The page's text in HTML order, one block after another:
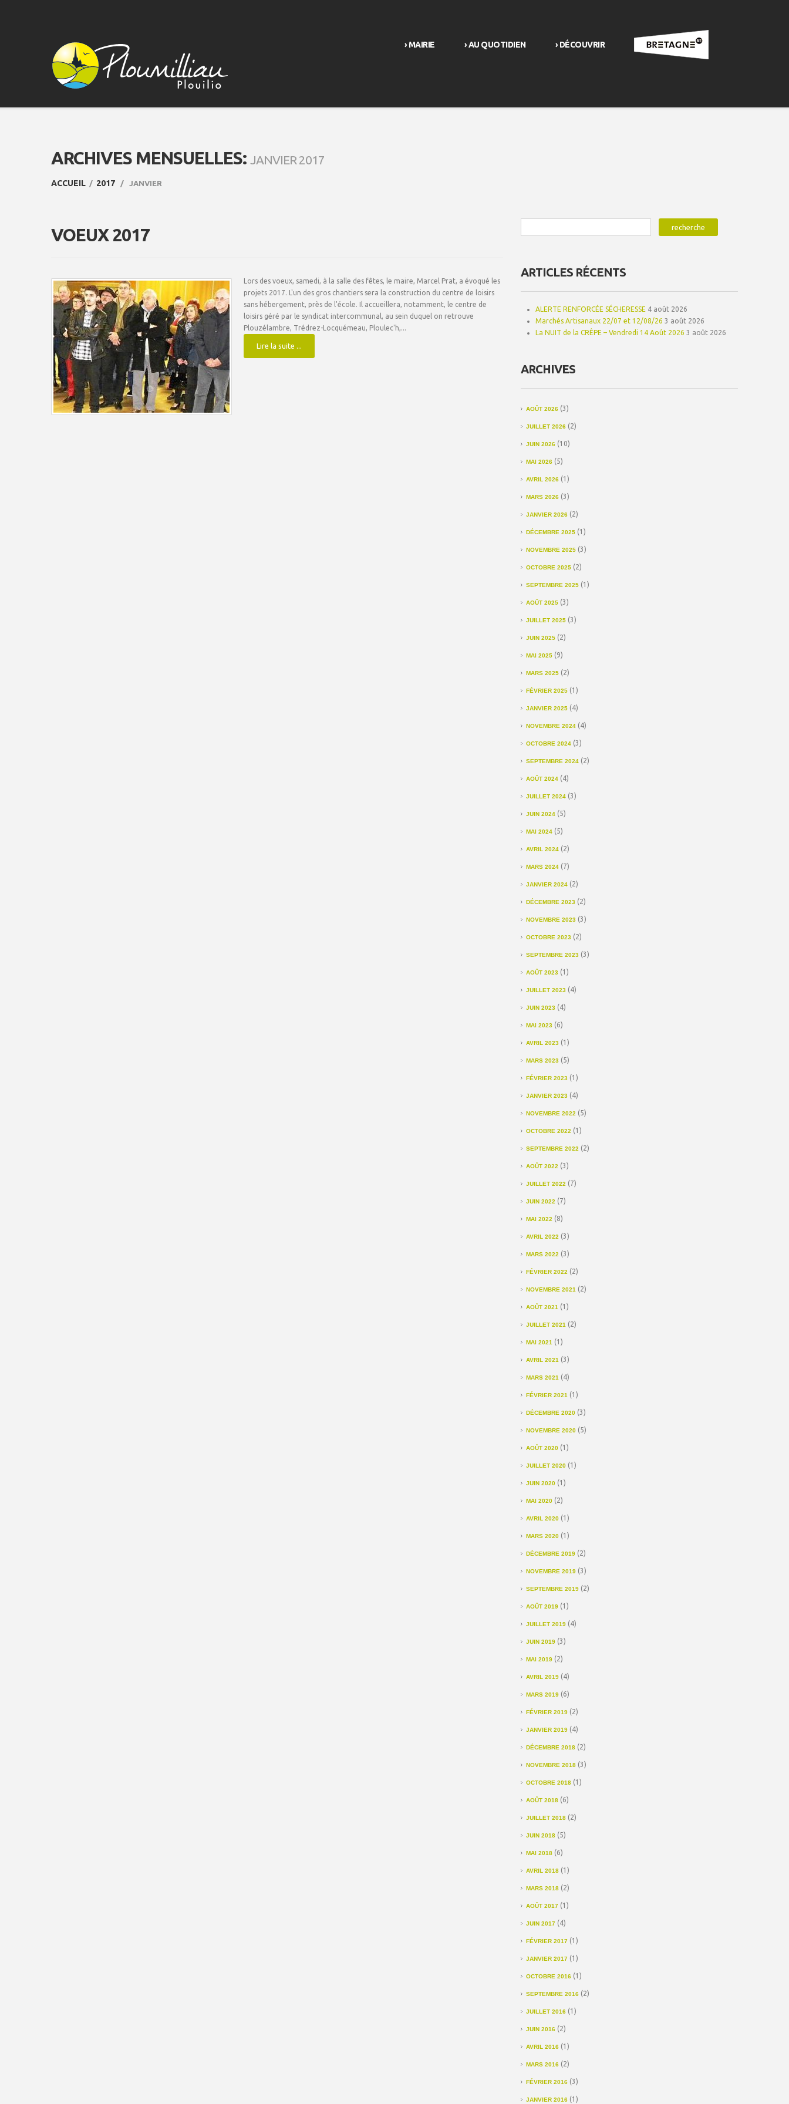
› MAIRIE › AU QUOTIDIEN › DÉCOUVRIR
ARCHIVES MENSUELLES: JANVIER 2017
ACCUEIL 2017 JANVIER
VOEUX 2017
Lors des voeux, samedi, à la salle des fêtes, le maire, Marcel Prat, a évoqué les
projets 2017. L'un des gros chantiers sera la construction du centre de loisirs
sans hébergement, près de l'école. Il accueillera, notamment, le centre de
loisirs géré par le syndicat intercommunal, au sein duquel on retrouve
Plouzélambre, Trédrez-Locquémeau, Ploulec'h,...
Lire la suite ...
ARTICLES RÉCENTS
ALERTE RENFORCÉE SÉCHERESSE 4 août 2026
Marchés Artisanaux 22/07 et 12/08/26 3 août 2026
La NUIT de la CRÊPE – Vendredi 14 Août 2026 3 août 2026
ARCHIVES
AOÛT 2026 (3)
JUILLET 2026 (2)
JUIN 2026 (10)
MAI 2026 (5)
AVRIL 2026 (1)
MARS 2026 (3)
JANVIER 2026 (2)
DÉCEMBRE 2025 (1)
NOVEMBRE 2025 (3)
OCTOBRE 2025 (2)
SEPTEMBRE 2025 (1)
AOÛT 2025 (3)
JUILLET 2025 (3)
JUIN 2025 (2)
MAI 2025 (9)
MARS 2025 (2)
FÉVRIER 2025 (1)
JANVIER 2025 (4)
NOVEMBRE 2024 (4)
OCTOBRE 2024 (3)
SEPTEMBRE 2024 (2)
AOÛT 2024 (4)
JUILLET 2024 (3)
JUIN 2024 (5)
MAI 2024 (5)
AVRIL 2024 (2)
MARS 2024 (7)
JANVIER 2024 (2)
DÉCEMBRE 2023 (2)
NOVEMBRE 2023 (3)
OCTOBRE 2023 (2)
SEPTEMBRE 2023 (3)
AOÛT 2023 (1)
JUILLET 2023 (4)
JUIN 2023 (4)
MAI 2023 (6)
AVRIL 2023 (1)
MARS 2023 (5)
FÉVRIER 2023 (1)
JANVIER 2023 (4)
NOVEMBRE 2022 (5)
OCTOBRE 2022 (1)
SEPTEMBRE 2022 (2)
AOÛT 2022 (3)
JUILLET 2022 (7)
JUIN 2022 (7)
MAI 2022 (8)
AVRIL 2022 (3)
MARS 2022 (3)
FÉVRIER 2022 (2)
NOVEMBRE 2021 (2)
AOÛT 2021 (1)
JUILLET 2021 (2)
MAI 2021 (1)
AVRIL 2021 (3)
MARS 2021 (4)
FÉVRIER 2021 (1)
DÉCEMBRE 2020 (3)
NOVEMBRE 2020 (5)
AOÛT 2020 (1)
JUILLET 2020 (1)
JUIN 2020 (1)
MAI 2020 (2)
AVRIL 2020 (1)
MARS 2020 (1)
DÉCEMBRE 2019 (2)
NOVEMBRE 2019 (3)
SEPTEMBRE 2019 (2)
AOÛT 2019 (1)
JUILLET 2019 (4)
JUIN 2019 (3)
MAI 2019 (2)
AVRIL 2019 (4)
MARS 2019 (6)
FÉVRIER 2019 (2)
JANVIER 2019 (4)
DÉCEMBRE 2018 (2)
NOVEMBRE 2018 (3)
OCTOBRE 2018 (1)
AOÛT 2018 (6)
JUILLET 2018 (2)
JUIN 2018 (5)
MAI 2018 (6)
AVRIL 2018 (1)
MARS 2018 (2)
AOÛT 2017 (1)
JUIN 2017 (4)
FÉVRIER 2017 (1)
JANVIER 2017 (1)
OCTOBRE 2016 (1)
SEPTEMBRE 2016 (2)
JUILLET 2016 (1)
JUIN 2016 (2)
AVRIL 2016 (1)
MARS 2016 (2)
FÉVRIER 2016 (3)
JANVIER 2016 (1)